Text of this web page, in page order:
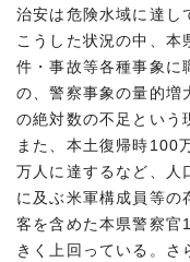
治安は危険水域に達し
こうした状況の中、本
件・事故等各種事象に
の、警察事象の量的増
の絶対数の不足という
また、本土復帰時100
万人に達するなど、人
に及ぶ米軍構成員等の
客を含めた本県警察官
きく上回っている。さ